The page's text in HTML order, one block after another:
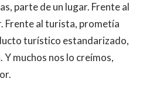
parte de un lugar. Frente al
Frente al turista, prometía
turístico estandarizado,
muchos nos lo creímos,